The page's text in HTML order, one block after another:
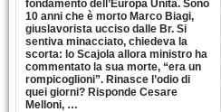
fondamento dell’Europa Unita. Sono
10 anni che è morto Marco Biagi,
giuslavorista ucciso dalle Br. Si
sentiva minacciato, chiedeva la
scorta: lo Scajola allora ministro ha
commentato la sua morte, “era un
rompicoglioni”. Rinasce l’odio di
quei giorni? Risponde Cesare
Melloni, …